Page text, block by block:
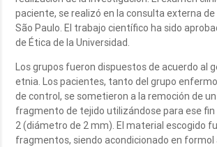
paciente, se realizó en la consulta externa de
São Paulo. El trabajo científico ha sido
de Ética de la Universidad.
Los grupos fueron dispuestos de acuerdo al
etnia. Los pacientes, tanto del grupo
de control, se sometieron a la remoción de
fragmento de tejido utilizándose para ese fin
2 (diámetro de 2 mm). El material escogido
fragmentos, siendo acondicionado en formol